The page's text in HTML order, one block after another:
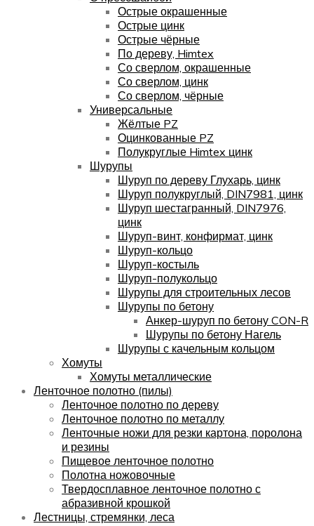
Острые окрашенные
Острые цинк
Острые чёрные
По дереву, Himtex
Со сверлом, окрашенные
Со сверлом, цинк
Со сверлом, чёрные
Универсальные
Жёлтые PZ
Оцинкованные PZ
Полукруглые Himtex цинк
Шурупы
Шуруп по дереву Глухарь, цинк
Шуруп полукруглый, DIN7981, цинк
Шуруп шестагранный, DIN7976,
цинк
Шуруп-винт, конфирмат, цинк
Шуруп-кольцо
Шуруп-костыль
Шуруп-полукольцо
Шурупы для строительных лесов
Шурупы по бетону
Анкер-шуруп по бетону CON-R
Шурупы по бетону Нагель
Шурупы с качельным кольцом
Хомуты
Хомуты металлические
Ленточное полотно (пилы)
Ленточное полотно по дереву
Ленточное полотно по металлу
Ленточные ножи для резки картона, поролона
и резины
Пищевое ленточное полотно
Полотна ножовочные
Твердосплавное ленточное полотно с
абразивной крошкой
Лестницы, стремянки, леса